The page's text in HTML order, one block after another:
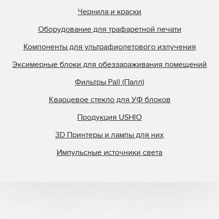
Чернила и краски
Оборудование для трафаретной печати
Компоненты для ультрафиолетового излучения
Эксимерные блоки для обеззараживания помещений
Фильтры Pall (Палл)
Кварцевое стекло для УФ блоков
Продукция USHIO
3D Принтеры и лампы для них
Импульсные источники света